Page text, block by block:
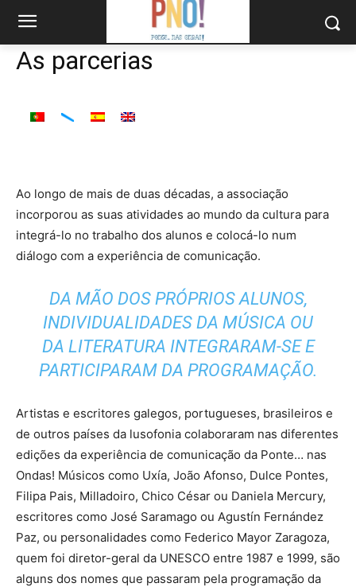
As parcerias
Ao longo de mais de duas décadas, a associação
incorporou as suas atividades ao mundo da cultura para
integrá-lo no trabalho dos alunos e colocá-lo num
diálogo com a experiência de comunicação.
DA MÃO DOS PRÓPRIOS ALUNOS,
INDIVIDUALIDADES DA MÚSICA OU
DA LITERATURA INTEGRARAM-SE E
PARTICIPARAM DA PROGRAMAÇÃO.
Artistas e escritores galegos, portugueses, brasileiros e
de outros países da lusofonia colaboraram nas diferentes
edições da experiência de comunicação da Ponte… nas
Ondas! Músicos como Uxía, João Afonso, Dulce Pontes,
Filipa Pais, Milladoiro, Chico César ou Daniela Mercury,
escritores como José Saramago ou Agustín Fernández
Paz, ou personalidades como Federico Mayor Zaragoza,
quem foi diretor-geral da UNESCO entre 1987 e 1999, são
alguns dos nomes que passaram pela programação da